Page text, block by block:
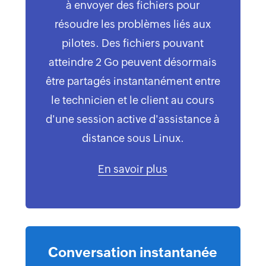
à envoyer des fichiers pour
résoudre les problèmes liés aux
pilotes. Des fichiers pouvant
atteindre 2 Go peuvent désormais
être partagés instantanément entre
le technicien et le client au cours
d'une session active d'assistance à
distance sous Linux.
En savoir plus
Conversation instantanée